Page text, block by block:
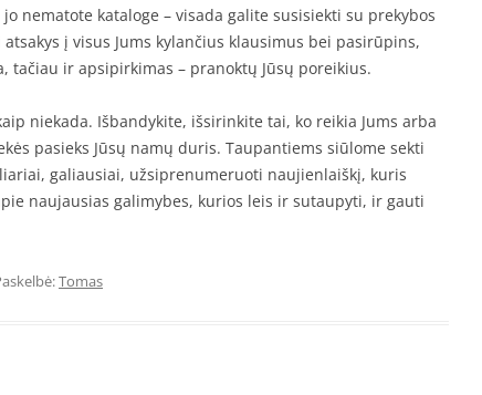
nematote kataloge – visada galite susisiekti su prekybos
į visus Jums kylančius klausimus bei pasirūpins,
tačiau ir apsipirkimas – pranoktų Jūsų poreikius.
niekada. Išbandykite, išsirinkite tai, ko reikia Jums arba
pasieks Jūsų namų duris. Taupantiems siūlome sekti
galiausiai, užsiprenumeruoti naujienlaiškį, kuris
naujausias galimybes, kurios leis ir sutaupyti, ir gauti
Tomas